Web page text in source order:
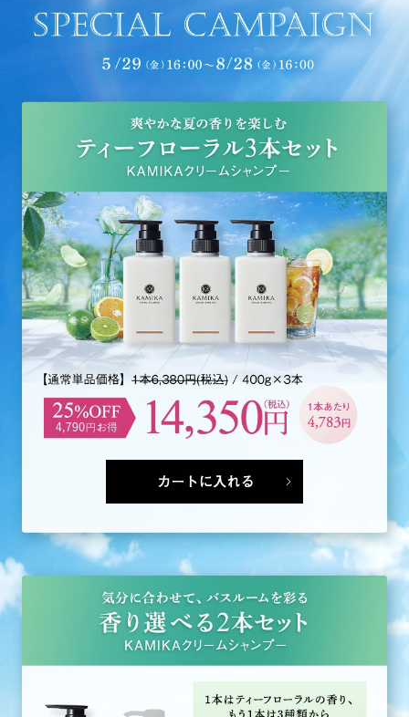
ン、アスコフィルムノドスムエキス、オリーブ油脂肪酸セテアリル、
オリーブ油脂肪酸ソルビタン、リンゴ果実培養細胞エキス、エタノー
ル、カプリリルグリコール、ポリクオタニウム－５１、ヘマチン、マ
コンブエキス、キサンタンガム、トコフェロール、レシチン、アセチ
ルヘキサペプチド－１、ニンニク根エキス、ローマカミツレ花エキ
ス、ゴボウ根エキス、アルニカ花エキス、セイヨウキズタ葉／茎エキ
ス、オドリコソウ花／葉／茎エキス、オランダガラシ葉／茎エキス、
セイヨウアカマツ球果エキス、ローズマリー葉エキス、フェノキシエ
タノール、メントール
※記載は2026年5月現在のものです。リニューアル等によりパッケージ仕様・処方等
が予告なく変更になる場合がございます。
カートに入れる